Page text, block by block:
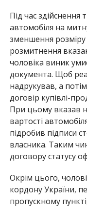
Під час здійснення
автомобіля на
зменшення
розмитнення
чоловіка виник
документа. Щоб
надрукував, а
договір купівлі-
При цьому вказав
вартості
підробив підписи
власника. Таким
договору статусу
Окрім цього,
кордону України,
пропускному